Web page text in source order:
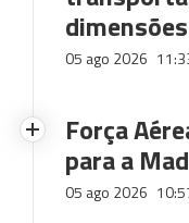
05 ago 2026
Força
para a
05 ago 2026